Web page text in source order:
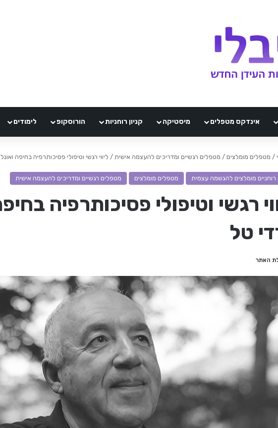
אינדקס מטפלים מיסטיקה קניון רוחניות הורוסקופ לימודים
/ מטפלים מומלצים / מטפלים רגשיים ומדריכים להעצמה אישית / ליווי רגשי וטיפולי פסיכותרפיה בחיפה
רוחניים מומלצים להגשמה עצמית מטפלים מומלצים מטפלים רגשיים ומדריכים להעצמה אישית
רגשי וטיפולי פסיכותרפיה
טל
האתר